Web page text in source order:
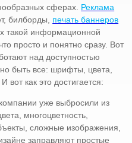
сферах. Реклама
билборды, печать баннеров
такой информационной
просто и понятно сразу. Вот
над доступностью
быть все: шрифты, цвета,
вот как это достигается:
уже выбросили из
многоцветность,
сложные изображения,
заправляют простые